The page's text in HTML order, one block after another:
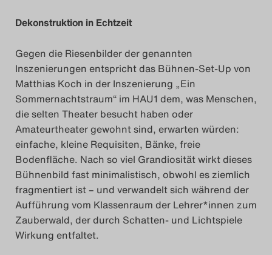
Dekonstruktion in Echtzeit
Gegen die Riesenbilder der genannten
Inszenierungen entspricht das Bühnen-Set-Up von
Matthias Koch in der Inszenierung „Ein
Sommernachtstraum“ im HAU1 dem, was Menschen,
die selten Theater besucht haben oder
Amateurtheater gewohnt sind, erwarten würden:
einfache, kleine Requisiten, Bänke, freie
Bodenfläche. Nach so viel Grandiosität wirkt dieses
Bühnenbild fast minimalistisch, obwohl es ziemlich
fragmentiert ist – und verwandelt sich während der
Aufführung vom Klassenraum der Lehrer*innen zum
Zauberwald, der durch Schatten- und Lichtspiele
Wirkung entfaltet.